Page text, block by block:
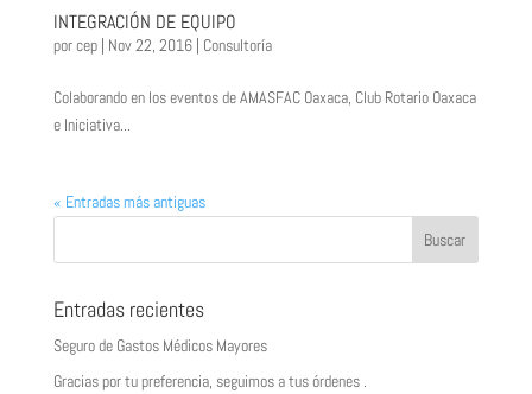
INTEGRACIÓN DE EQUIPO
porcep| Nov 22, 2016| Consultoría
Colaborando en los eventos de AMASFAC Oaxaca, Club Rotario Oaxaca
e Iniciativa...
« Entradas más antiguas
Entradas recientes
Seguro de Gastos Médicos Mayores
Gracias por tu preferencia, seguimos a tus órdenes .